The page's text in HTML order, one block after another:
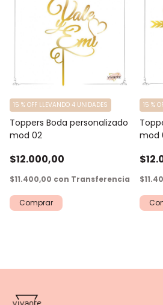
Toppers Boda personalizado
mod 02
$12.000,00
15 % OFF LLEVANDO 4 UNIDADES
$11.400,00 con Transferencia
Comprar
mod
15 %